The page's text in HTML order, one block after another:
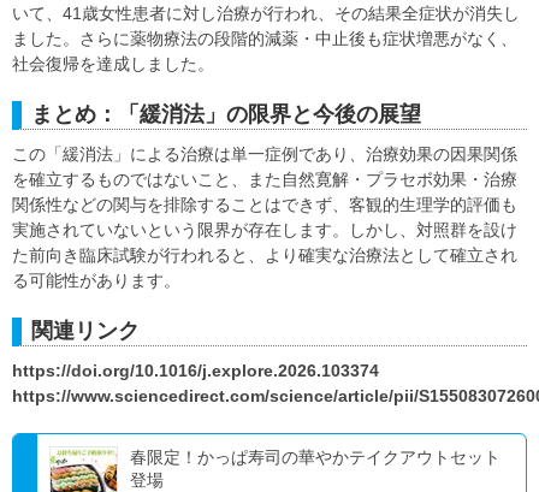
いて、41歳女性患者に対し治療が行われ、その結果全症状が消失し
ました。さらに薬物療法の段階的減薬・中止後も症状増悪がなく、
社会復帰を達成しました。
まとめ：「緩消法」の限界と今後の展望
この「緩消法」による治療は単一症例であり、治療効果の因果関係
を確立するものではないこと、また自然寛解・プラセボ効果・治療
関係性などの関与を排除することはできず、客観的生理学的評価も
実施されていないという限界が存在します。しかし、対照群を設け
た前向き臨床試験が行われると、より確実な治療法として確立され
る可能性があります。
関連リンク
https://doi.org/10.1016/j.explore.2026.103374
https://www.sciencedirect.com/science/article/pii/
春限定！かっぱ寿司の華やかテイクアウトセット
登場